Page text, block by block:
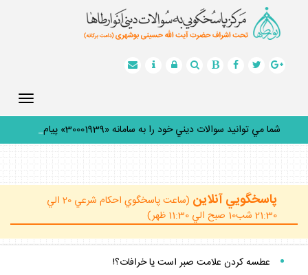
شما مي توانيد سوالات ديني خود را به سامانه «30001939» پيامك
ك_
پاسخگويي آنلاين
21:30 شب10 صبح الي 11:30 ظهر)